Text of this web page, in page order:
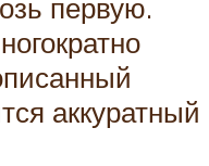
первую.
аккуратный